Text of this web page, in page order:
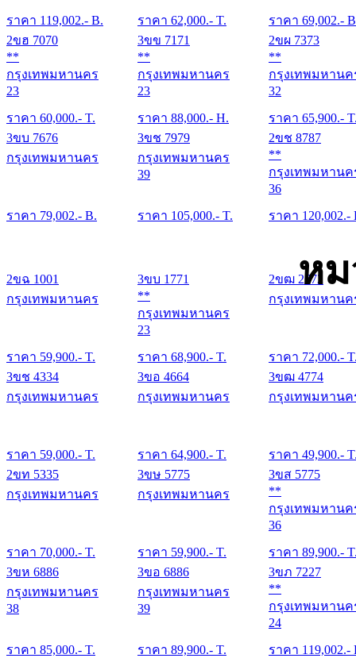
ราคา 119,002.- B.
ราคา 62,000.- T. ราคา 69,002.-
2ขฮ 7070
**
กรุงเทพมหานคร
23
ราคา 60,000.- T.
3ขข 7171
**
กรุงเทพมหานคร
23
ราคา 88,000.- H.
2ขผ 7373
**
กรุงเทพมหานค
32
ราคา 65,900.-
3ขบ 7676
กรุงเทพมหานคร
ราคา 79,002.- B.
3ขช 7979
กรุงเทพมหานคร
39
ราคา 105,000.- T.
2ขช 8787
**
กรุงเทพมหานค
36
ราคา 120,002.-
หม
2ขฉ 1001
กรุงเทพมหานคร
ราคา 59,900.- T.
3ขบ 1771
**
กรุงเทพมหานคร
23
ราคา 68,900.- T.
2ขฒ 2772
กรุงเทพมหานค
ราคา 72,000.-
3ขช 4334
กรุงเทพมหานคร
ราคา 59,000.- T.
3ขอ 4664
กรุงเทพมหานคร
ราคา 64,900.- T.
3ขฒ 4774
กรุงเทพมหานค
ราคา 49,900.-
2ขท 5335
กรุงเทพมหานคร
ราคา 70,000.- T.
3ขษ 5775
กรุงเทพมหานคร
ราคา 59,900.- T.
3ขส 5775
**
กรุงเทพมหานค
36
ราคา 89,900.-
3ขห 6886
กรุงเทพมหานคร
38
ราคา 85,000.- T.
3ขอ 6886
กรุงเทพมหานคร
39
ราคา 89,900.- T.
3ขภ 7227
**
กรุงเทพมหานค
24
ราคา 119,002.-